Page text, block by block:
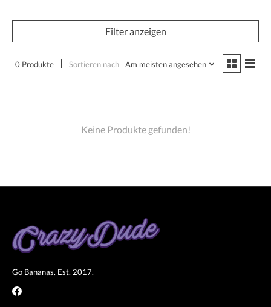
Filter anzeigen
0 Produkte Sortieren nach Am meisten angesehen
Keine Produkte gefunden!
Go Bananas. Est. 2017.